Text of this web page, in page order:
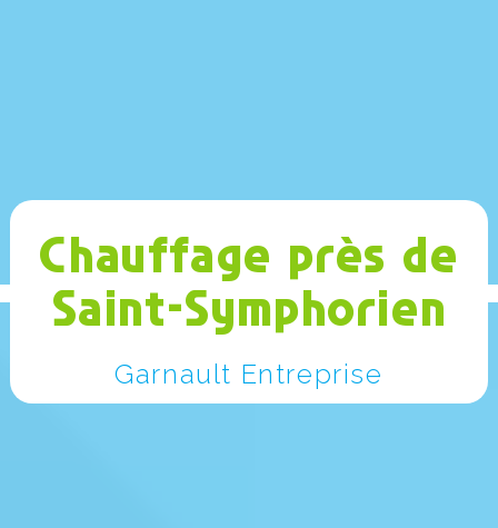
Chauffage près de
Saint-Symphorien
Garnault Entreprise